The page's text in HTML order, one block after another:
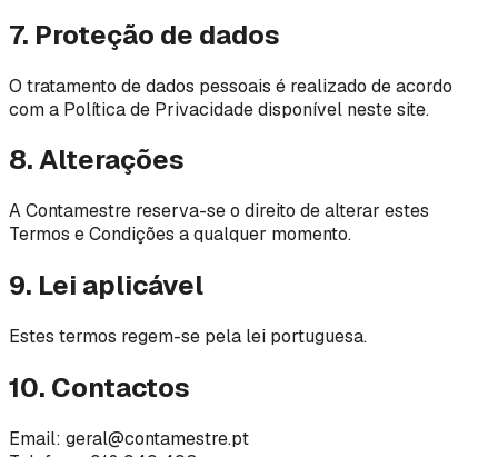
7. Proteção de dados
O tratamento de dados pessoais é realizado de acordo
com a Política de Privacidade disponível neste site.
8. Alterações
A Contamestre reserva-se o direito de alterar estes
Termos e Condições a qualquer momento.
9. Lei aplicável
Estes termos regem-se pela lei portuguesa.
10. Contactos
Email: geral@contamestre.pt